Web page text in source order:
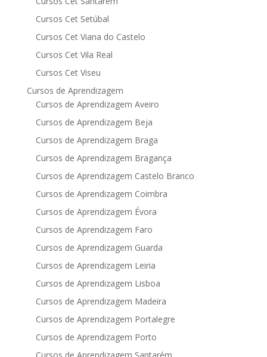
Cursos Cet Setúbal
Cursos Cet Viana do Castelo
Cursos Cet Vila Real
Cursos Cet Viseu
Cursos de Aprendizagem
Cursos de Aprendizagem Aveiro
Cursos de Aprendizagem Beja
Cursos de Aprendizagem Braga
Cursos de Aprendizagem Bragança
Cursos de Aprendizagem Castelo Branco
Cursos de Aprendizagem Coimbra
Cursos de Aprendizagem Évora
Cursos de Aprendizagem Faro
Cursos de Aprendizagem Guarda
Cursos de Aprendizagem Leiria
Cursos de Aprendizagem Lisboa
Cursos de Aprendizagem Madeira
Cursos de Aprendizagem Portalegre
Cursos de Aprendizagem Porto